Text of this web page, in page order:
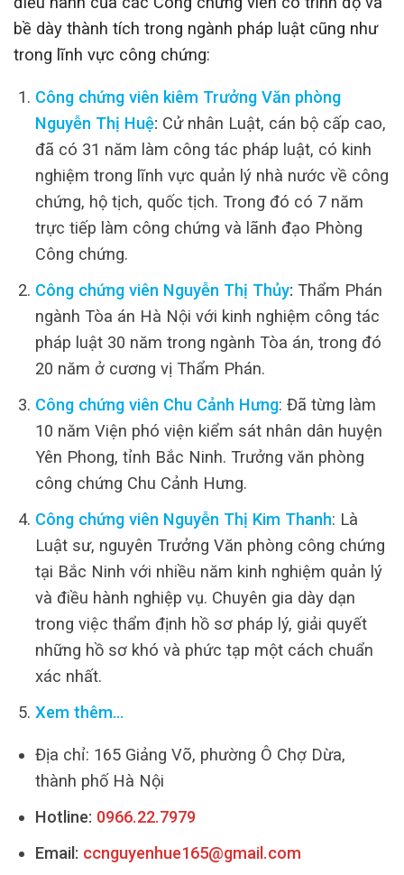
bề dày thành tích trong ngành pháp luật cũng như
trong lĩnh vực công chứng:
Công chứng viên kiêm Trưởng Văn phòng
Nguyễn Thị Huệ: Cử nhân Luật, cán bộ cấp cao,
đã có 31 năm làm công tác pháp luật, có kinh
nghiệm trong lĩnh vực quản lý nhà nước về công
chứng, hộ tịch, quốc tịch. Trong đó có 7 năm
trực tiếp làm công chứng và lãnh đạo Phòng
Công chứng.
Công chứng viên Nguyễn Thị Thủy: Thẩm Phán
ngành Tòa án Hà Nội với kinh nghiệm công tác
pháp luật 30 năm trong ngành Tòa án, trong đó
20 năm ở cương vị Thẩm Phán.
Công chứng viên Chu Cảnh Hưng: Đã từng làm
10 năm Viện phó viện kiểm sát nhân dân huyện
Yên Phong, tỉnh Bắc Ninh. Trưởng văn phòng
công chứng Chu Cảnh Hưng.
Công chứng viên Nguyễn Thị Kim Thanh: Là
Luật sư, nguyên Trưởng Văn phòng công chứng
tại Bắc Ninh với nhiều năm kinh nghiệm quản lý
và điều hành nghiệp vụ. Chuyên gia dày dạn
trong việc thẩm định hồ sơ pháp lý, giải quyết
những hồ sơ khó và phức tạp một cách chuẩn
xác nhất.
Xem thêm…
Địa chỉ: 165 Giảng Võ, phường Ô Chợ Dừa,
thành phố Hà Nội
Hotline: 0966.22.7979
Email: ccnguyenhue165@gmail.com